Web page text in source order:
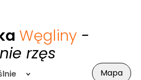
Węgliny -
rzęs
Mapa